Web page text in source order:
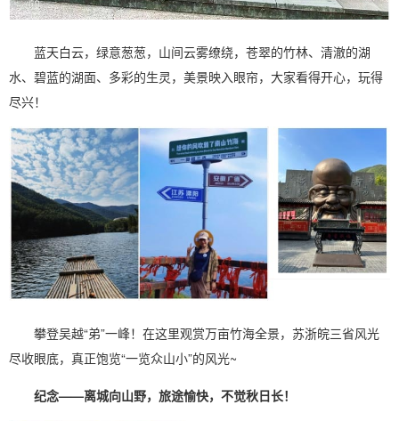
蓝天白云，绿意葱葱，山间云雾缭绕，苍翠的竹林、清澈的湖
水、碧蓝的湖面、多彩的生灵，美景映入眼帘，大家看得开心，玩得
尽兴！
攀登吴越“弟”一峰！在这里观赏万亩竹海全景，苏浙皖三省风光
尽收眼底，真正饱览“一览众山小”的风光~
纪念——离城向山野，旅途愉快，不觉秋日长！